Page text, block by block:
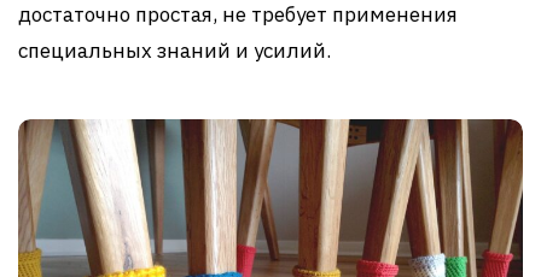
достаточно простая, не требует применения
специальных знаний и усилий.